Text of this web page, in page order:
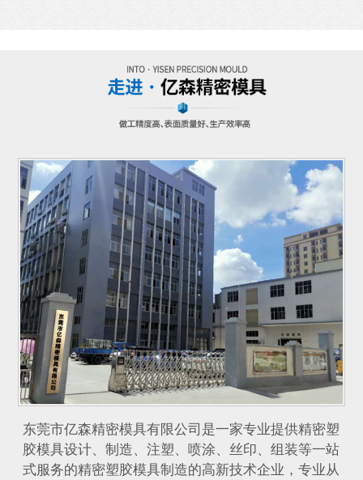
​东莞市亿森精密模具有限公司是一家专业提供精密塑
胶模具设计、制造、注塑、喷涂、丝印、组装等一站
式服务的精密塑胶模具制造的高新技术企业，专业从